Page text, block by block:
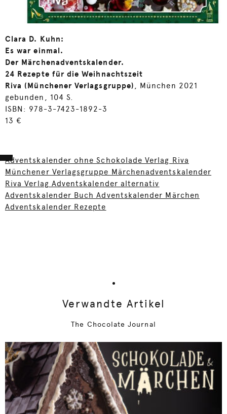
Clara D. Kuhn:
Es war einmal.
Der Märchenadventskalender.
24 Rezepte für die Weihnachtszeit
Riva (Münchener Verlagsgruppe), München 2021
gebunden, 104 S.
ISBN: 978-3-7423-1892-3
13 €
Adventskalender ohne Schokolade Verlag Riva
Münchener Verlagsgruppe Märchenadventskalender
Riva Verlag Adventskalender alternativ
Adventskalender Buch Adventskalender Märchen
Adventskalender Rezepte
Verwandte Artikel
The Chocolate Journal